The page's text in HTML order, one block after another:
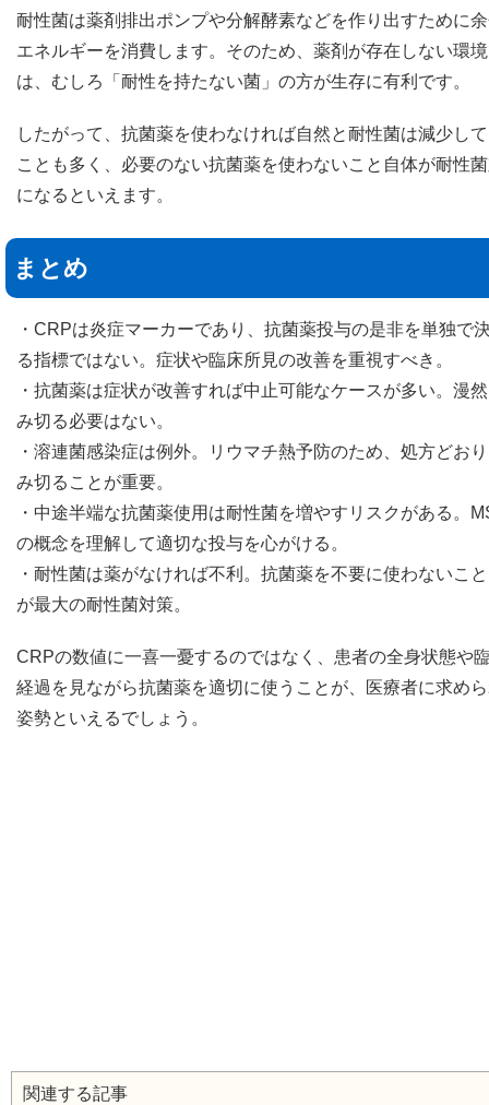
耐性菌は薬剤排出ポンプや分解酵素などを作り出すために
エネルギーを消費します。そのため、薬剤が存在しない環
は、むしろ「耐性を持たない菌」の方が生存に有利です。
したがって、抗菌薬を使わなければ自然と耐性菌は減少し
ことも多く、必要のない抗菌薬を使わないこと自体が耐性
になるといえます。
まとめ
・CRPは炎症マーカーであり、抗菌薬投与の是非を単独で
る指標ではない。症状や臨床所見の改善を重視すべき。
・抗菌薬は症状が改善すれば中止可能なケースが多い。漫
み切る必要はない。
・溶連菌感染症は例外。リウマチ熱予防のため、処方どお
み切ることが重要。
・中途半端な抗菌薬使用は耐性菌を増やすリスクがある。
の概念を理解して適切な投与を心がける。
・耐性菌は薬がなければ不利。抗菌薬を不要に使わないこ
が最大の耐性菌対策。
CRPの数値に一喜一憂するのではなく、患者の全身状態や
経過を見ながら抗菌薬を適切に使うことが、医療者に求め
姿勢といえるでしょう。
関連する記事